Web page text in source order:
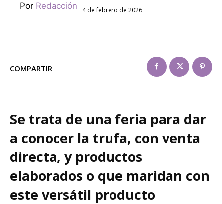
Por Redacción 4 de febrero de 2026
COMPARTIR
Se trata de una feria para dar
a conocer la trufa, con venta
directa, y productos
elaborados o que maridan con
este versátil producto